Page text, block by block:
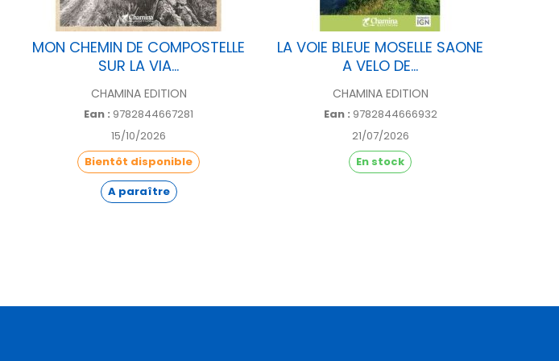
MON CHEMIN DE COMPOSTELLE
SUR LA VIA...
CHAMINA EDITION
Ean : 9782844667281
15/10/2026
Bientôt disponible
A paraître
LA VOIE BLEUE MOSELLE SAONE
A VELO DE...
CHAMINA EDITION
Ean : 9782844666932
21/07/2026
En stock